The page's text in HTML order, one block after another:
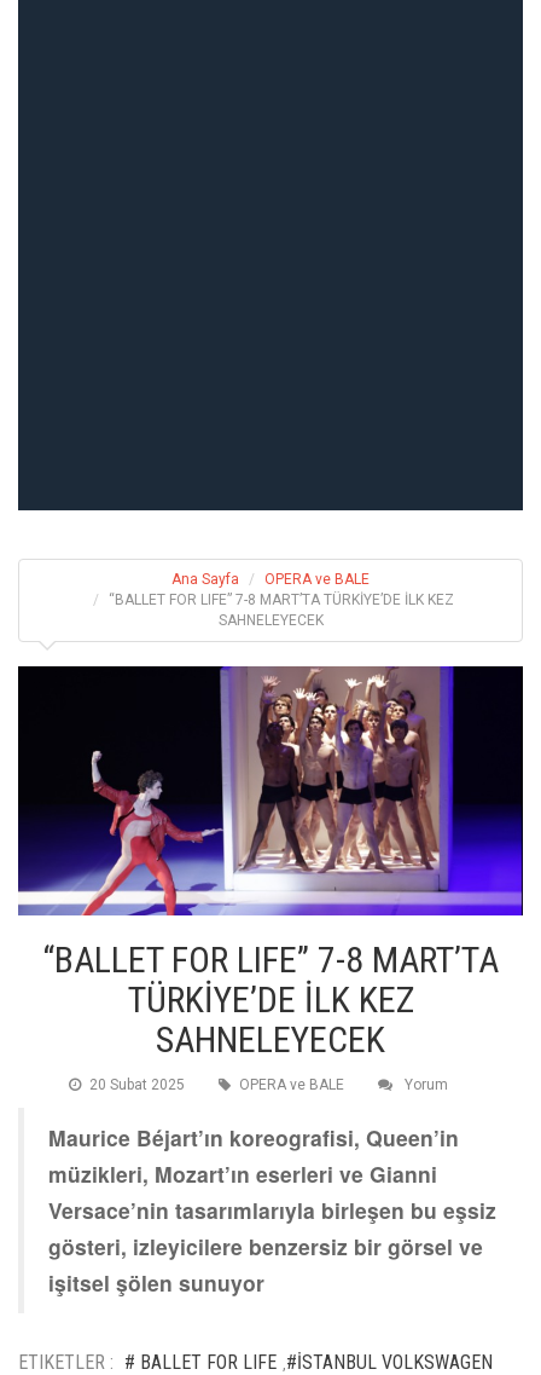
Ana Sayfa
OPERA ve BALE
“BALLET FOR LIFE” 7-8 MART’TA TÜRKİYE’DE İLK KEZ
SAHNELEYECEK
“BALLET FOR LIFE” 7-8 MART’TA
TÜRKİYE’DE İLK KEZ
SAHNELEYECEK
20 Subat 2025 OPERA ve BALE Yorum
Maurice Béjart’ın koreografisi, Queen’in
müzikleri, Mozart’ın eserleri ve Gianni
Versace’nin tasarımlarıyla birleşen bu eşsiz
gösteri, izleyicilere benzersiz bir görsel ve
işitsel şölen sunuyor
ETIKETLER : # BALLET FOR LIFE #İSTANBUL VOLKSWAGEN